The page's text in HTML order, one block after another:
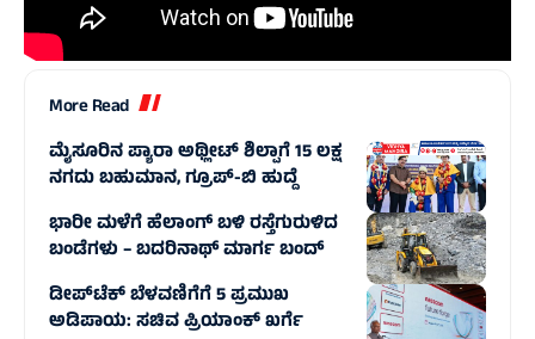
More Read
ಮೈಸೂರಿನ ಪ್ಯಾರಾ ಅಥ್ಲೀಟ್ ಶಿಲ್ಪಾಗೆ 15 ಲಕ್ಷ
ನಗದು ಬಹುಮಾನ, ಗ್ರೂಪ್-ಬಿ ಹುದ್ದೆ
ಭಾರೀ ಮಳೆಗೆ ಹೆಲಾಂಗ್ ಬಳಿ ರಸ್ತೆಗುರುಳಿದ
ಬಂಡೆಗಳು – ಬದರಿನಾಥ್‌ ಮಾರ್ಗ ಬಂದ್‌
ಡೀಪ್‌ಟೆಕ್ ಬೆಳವಣಿಗೆಗೆ 5 ಪ್ರಮುಖ
ಅಡಿಪಾಯ: ಸಚಿವ ಪ್ರಿಯಾಂಕ್ ಖರ್ಗೆ